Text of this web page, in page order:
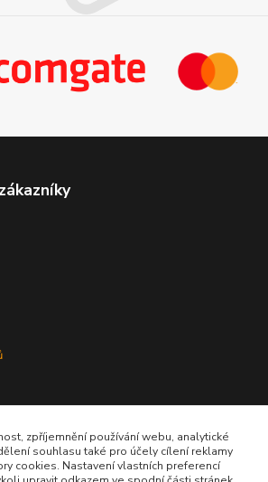
zpříjemnění používání webu, analytické
souhlasu také pro účely cílení reklamy
cookies. Nastavení vlastních preferencí